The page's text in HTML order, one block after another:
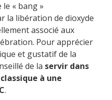
« bang »
la libération de dioxyde
associé aux
Pour apprécier
et gustatif de la
de la servir dans
à une
.